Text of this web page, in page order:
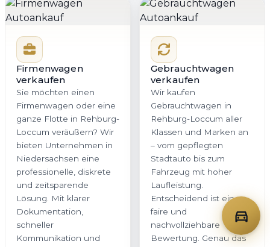
Firmenwagen
verkaufen
Sie möchten einen
Firmenwagen oder eine
ganze Flotte in Rehburg-
Loccum veräußern? Wir
bieten Unternehmen in
Niedersachsen eine
professionelle, diskrete
und zeitsparende
Lösung. Mit klarer
Dokumentation,
schneller
Kommunikation und
Gebrauchtwagen
verkaufen
Wir kaufen
Gebrauchtwagen in
Rehburg-Loccum aller
Klassen und Marken an
– vom gepflegten
Stadtauto bis zum
Fahrzeug mit hoher
Laufleistung.
Entscheidend ist eine
faire und
nachvollziehbare
Bewertung. Genau das